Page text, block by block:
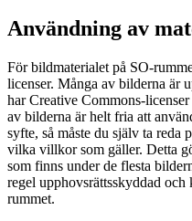
Användning av
För bildmaterialet på SO-
licenser. Många av bilderna är
har Creative Commons-
av bilderna är helt fria att
syfte, så måste du själv ta reda
vilka villkor som gäller. Detta
som finns under de flesta
regel upphovsrättsskyddad
rummet.